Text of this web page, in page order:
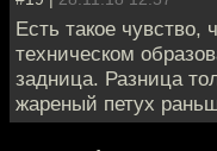
Есть такое чувство,
техническом
задница. Разница
жареный петух